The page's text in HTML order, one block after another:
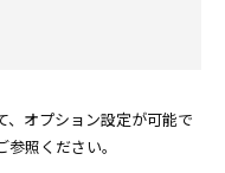
、オプション設定が可能で
照ください。